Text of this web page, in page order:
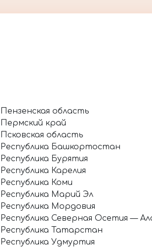
Пензенская область
Пермский край
Псковская область
Республика Башкортостан
Республика Бурятия
Республика Карелия
Республика Коми
Республика Марий Эл
Республика Мордовия
Республика Северная Осетия —
Республика Татарстан
Республика Удмуртия